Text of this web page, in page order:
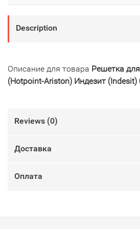
Description
Описание для товара Решетка
(Hotpoint-Ariston) Индезит (Indesit)
Reviews (0)
Доставка
Оплата